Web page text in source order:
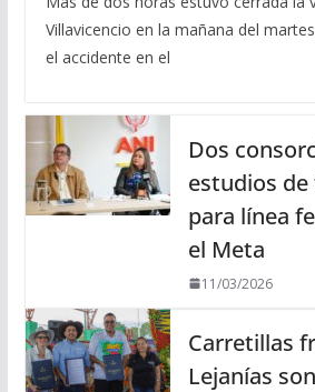
Villavicencio en la mañana del
el accidente en el
Dos
estudios
para línea
el Meta
11/03/2026
Carretillas
Lejanías